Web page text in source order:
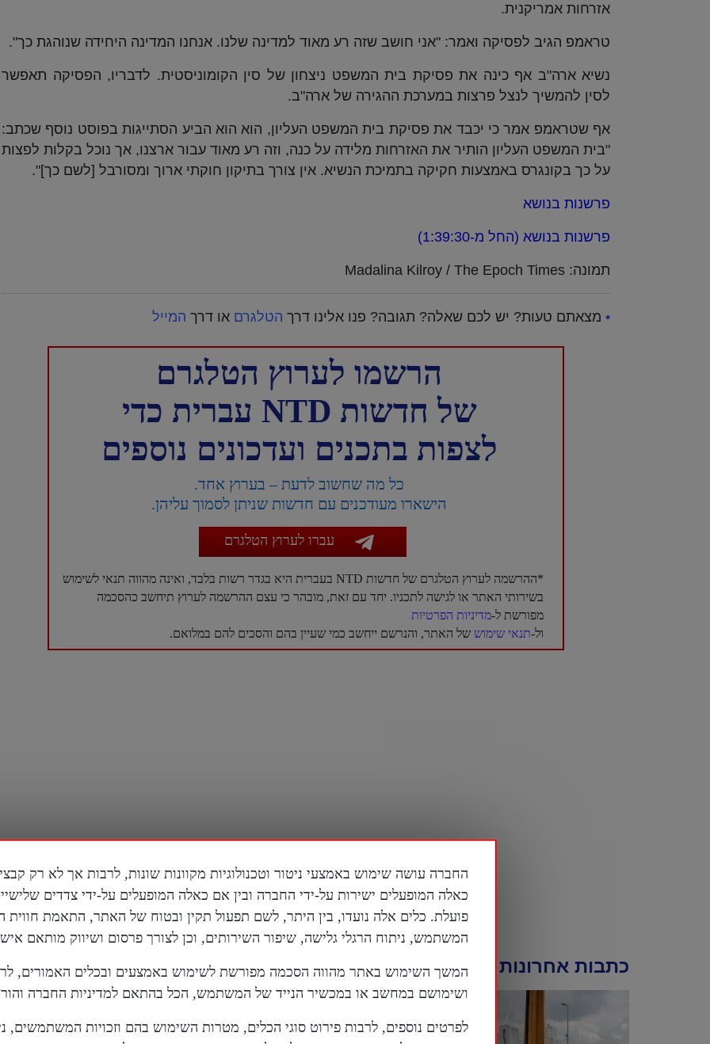
אזרחות אמריקנית.
טראמפ הגיב לפסיקה ואמר: "אני חושב שזה רע מאוד למדינה שלנו. אנחנו המדינה היחידה שנוהגת כך".
נשיא ארה"ב אף כינה את פסיקת בית המשפט ניצחון של סין הקומוניסטית. לדבריו, הפסיקה תאפשר
לסין להמשיך לנצל פרצות במערכת ההגירה של ארה"ב.
אף שטראמפ אמר כי יכבד את פסיקת בית המשפט העליון, הוא הוא הביע הסתייגות בפוסט נוסף שכתב:
"בית המשפט העליון הותיר את האזרחות מלידה על כנה, וזה רע מאוד עבור ארצנו, אך נוכל בקלות לפצות
על כך בקונגרס באמצעות חקיקה בתמיכת הנשיא. אין צורך בתיקון חוקתי ארוך ומסורבל [לשם כך]".
פרשנות בנושא
פרשנות בנושא (החל מ-1:39:30)
תמונה: Madalina Kilroy / The Epoch Times
• מצאתם טעות? יש לכם שאלה? תגובה? פנו אלינו דרך הטלגרם או דרך המייל
הרשמו לערוץ הטלגרם
של חדשות NTD עברית כדי
לצפות בתכנים ועדכונים נוספים
כל מה שחשוב לדעת – בערוץ אחד.
הישארו מעודכנים עם חדשות שניתן לסמוך עליהן.
עברו לערוץ הטלגרם
*ההרשמה לערוץ הטלגרם של חדשות NTD בעברית היא בגדר רשות בלבד, ואינה מהווה תנאי לשימוש
בשירותי האתר או לגישה לתכניו. יחד עם זאת, מובהר כי עצם ההרשמה לערוץ תיחשב כהסכמה
מפורשת ל-מדיניות הפרטיות
ול-תנאי שימוששל האתר, והנרשם ייחשב כמי שעיין בהם והסכים להם במלואם.
כתבות אחרונות
כאלה המופעלים ישירות על-ידי החברה ובין אם כאלה המופעלים על-ידי צדדים
פועלת. כלים אלה נועדו, בין היתר, לשם תפעול תקין ובטוח של האתר, התאמת חווית
המשתמש, ניתוח הרגלי גלישה, שיפור השירותים, וכן לצורך פרסום ושיווק מותאם
המשך השימוש באתר מהווה הסכמה מפורשת לשימוש באמצעים ובכלים האמורים,
ושימושם במחשב או במכשיר הנייד של המשתמש, הכל בהתאם למדיניות החברה
לפרטים נוספים, לרבות פירוט סוגי הכלים, מטרות השימוש בהם וזכויות המשתמשים,